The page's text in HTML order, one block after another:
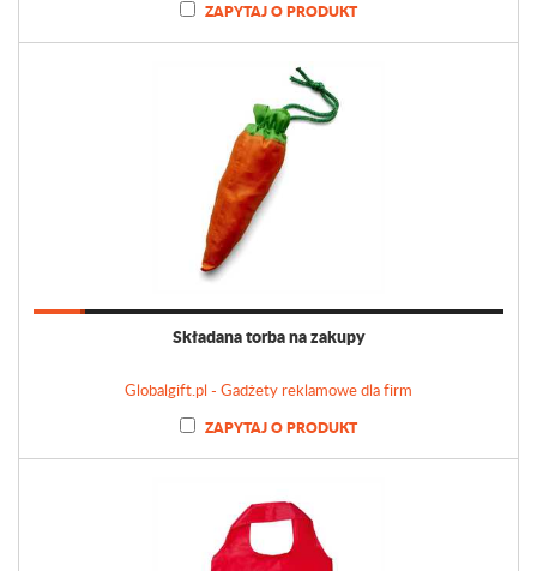
ZAPYTAJ O PRODUKT
Składana torba na zakupy
Globalgift.pl - Gadżety reklamowe dla firm
ZAPYTAJ O PRODUKT